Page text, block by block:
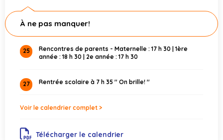
À ne pas manquer!
25
Rencontres de parents - Maternelle : 17 h 30 | 1ère
année : 18 h 30 | 2e année : 17 h 30
27 Rentrée scolaire à 7 h 35 '' On brille! ''
Voir le calendrier complet >
Télécharger le calendrier